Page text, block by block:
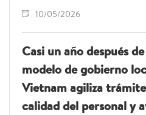
10/05/2026
Casi un año después
modelo de gobierno
Vietnam agiliza
calidad del personal y